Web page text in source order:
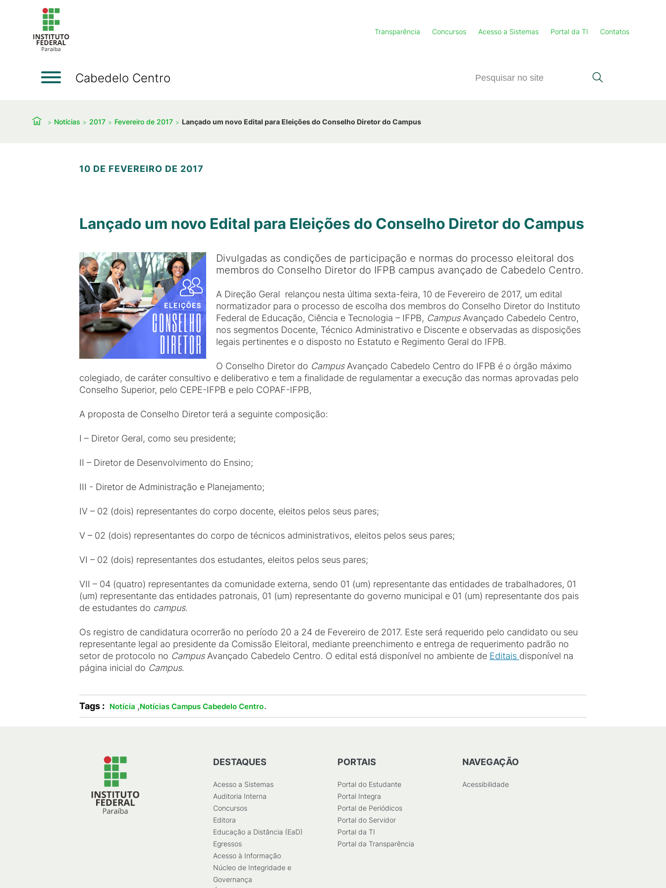
Transparência Concursos Acesso a Sistemas Portal da TI Contatos
Cabedelo Centro
Notícias 2017 Fevereiro de 2017 Lançado um novo Edital para Eleições do Conselho Diretor do Campus
10 DE FEVEREIRO DE 2017
Lançado um novo Edital para Eleições do Conselho Diretor do Campus
Divulgadas as condições de participação e normas do processo eleitoral dos
membros do Conselho Diretor do IFPB campus avançado de Cabedelo Centro.
A Direção Geral relançou nesta última sexta-feira, 10 de Fevereiro de 2017, um edital
normatizador para o processo de escolha dos membros do Conselho Diretor do Instituto
Federal de Educação, Ciência e Tecnologia – IFPB, CampusAvançado Cabedelo Centro,
nos segmentos Docente, Técnico Administrativo e Discente e observadas as disposições
legais pertinentes e o disposto no Estatuto e Regimento Geral do IFPB.
O Conselho Diretor do CampusAvançado Cabedelo Centro do IFPB é o órgão máximo
colegiado, de caráter consultivo e deliberativo e tem a finalidade de regulamentar a execução das normas aprovadas pelo
Conselho Superior, pelo CEPE-IFPB e pelo COPAF-IFPB,
A proposta de Conselho Diretor terá a seguinte composição:
I – Diretor Geral, como seu presidente;
II – Diretor de Desenvolvimento do Ensino;
III - Diretor de Administração e Planejamento;
IV – 02 (dois) representantes do corpo docente, eleitos pelos seus pares;
V – 02 (dois) representantes do corpo de técnicos administrativos, eleitos pelos seus pares;
VI – 02 (dois) representantes dos estudantes, eleitos pelos seus pares;
VII – 04 (quatro) representantes da comunidade externa, sendo 01 (um) representante das entidades de trabalhadores, 01
(um) representante das entidades patronais, 01 (um) representante do governo municipal e 01 (um) representante dos pais
de estudantes do campus.
Os registro de candidatura ocorrerão no período 20 a 24 de Fevereiro de 2017. Este será requerido pelo candidato ou seu
representante legal ao presidente da Comissão Eleitoral, mediante preenchimento e entrega de requerimento padrão no
setor de protocolo no CampusAvançado Cabedelo Centro. O edital está disponível no ambiente de Editais disponível na
página inicial do Campus.
Tags : Notícia ,Notícias Campus Cabedelo Centro.
DESTAQUES
Acesso a Sistemas
Auditoria Interna
Concursos
Editora
Educação a Distância (EaD)
Egressos
Acesso à Informação
Núcleo de Integridade e
Governança
PORTAIS
Portal do Estudante
Portal Integra
Portal de Periódicos
Portal do Servidor
Portal da TI
Portal da Transparência
NAVEGAÇÃO
Acessibilidade